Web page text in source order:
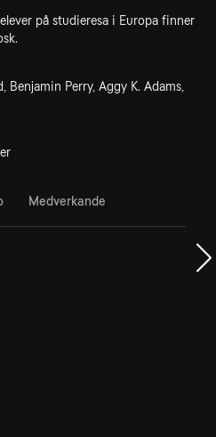
på studieresa i Europa finner
Benjamin Perry, Aggy K. Adams,
Medverkande